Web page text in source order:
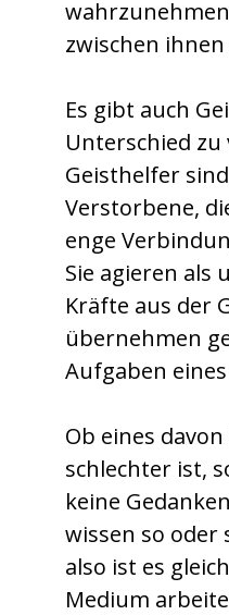
zwischen
Es gibt auch
Unterschied
Geisthelfer
Verstorbene,
enge
Sie agieren als
Kräfte aus der
übernehmen
Aufgaben
Ob eines
schlechter ist,
keine
wissen so oder
also ist es
Medium